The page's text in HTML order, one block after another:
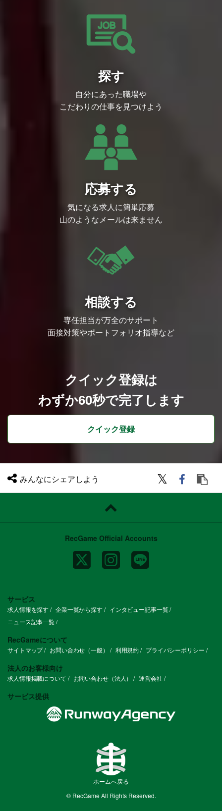
エンジニア陣がお届けする技術ブログ「C
olorful Palette Tech Note」
https://media.colorfulpalette.co.jp/m/m753
ない” カラパレエンジニアの考え方
https://media.colorfulpalette.co.jp/n/n3790
いったプラクティスのBucketeerでの実践
方法を広くアウトプットしてきました。今
後もBucketeerを通じて、フィーチャーフ
ラグ・A/Bテスト・トランクベース開発の
ベストプラクティスを社内に浸透させてい
て公開されました。OSS化で市場認知を
広げ、多くのフィードバックを獲得してさ
らなるプロダクト強化に繋げたいとか考え
ています。フィーチャーフラグ・A/Bテス
ト領域ではまだこれといったデファクトな
プロダクトは存在しておらず、その開発手
があります。それ故に、この領域でデファ
クトを狙えるチャンスが訪れているとも言
今後は、Bucketeerを通してこの開発文化
を当たり前に浸透させていくこと、社内S
aaSとOSS開発を両立する難しいチャレン
レンジを担う開発メンバーを募集します。
仕事のやりがい
して、サイバーエージェントの開発生産性
の向上へ全社的なコミットに関わることが
できます。
通して幅広い技術領域で活躍できます。
大きな裁量を持ってプロダクトの競争優位
性を高めるための戦略やロードマップを作
るプロダクトオーナーシップを発揮できま
必要経験・スキル
開発者の支援に大きな喜びを感じる方、エ
ンドユーザーではなく開発者向けのソリュ
ーションに興味があること
Webサービスのシステム設計・開発経験
３年以上（BtoB,BtoC問わず）※保守・運
戦略を立案できる方
技術トレンドを追いかけるのが好きな方
トランクベース開発の運用経験
ABテストの運用経験
以下のSREおよびDevOps領域での実務経
管理
LA（Service Level Agreements）の策定
負荷試験の実施とキャパシティプランニン
グ
セキュリティ施策の実装とリスク分析
開発生産性向上のためのツール開発または
導入経験
Go言語での開発経験１年以上
Kubernetesなどのコンテナオーケストレ
ーションの知識・経験
OSS開発
らうためのバリューエンジニアリングスキ
ル
開発コミュニティ運営、勉強会・カンファ
レンス発表経験
探す
自分にあった職場や
こだわりの仕事を見つけよう
応募する
気になる求人に簡単応募
山のようなメールは来ません
相談する
専任担当が万全のサポート
面接対策やポートフォリオ指導など
クイック登録は
わずか60秒で完了します
クイック登録
みんなにシェアしよう
RecGame Official Accounts
サービス
求人情報を探す 企業一覧から探す
インタビュー記事一覧
ニュース記事一覧
RecGameについて
サイトマップ お問い合わせ（一般） 利用規約 プライバシーポリシー
法人のお客様向け
求人情報掲載について お問い合わせ（法人） 運営会社
サービス提供
ホームへ戻る
© RecGame All Rights Reserved.